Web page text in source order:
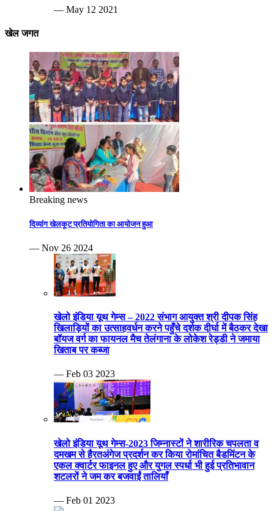
— May 12 2021
खेल जगत
Breaking news
दिव्यांग खेलकूट प्रतियोगिता का आयोजन हुआ
— Nov 26 2024
खेलो इंडिया यूथ गेम्स – 2022 संभाग आयुक्त श्री दीपक सिंह
खिलाड़ियों का उत्साहवर्धन करने पहुँचे दर्शक दीर्घा में बैठकर देखा
बॉयज वर्ग का फायनल मैच तेलंगाना के लोकेश रेड्डी ने जमाया
खिताब पर कब्जा
— Feb 03 2023
खेलो इंडिया यूथ गेम्स-2023 जिम्नास्टों ने शारीरिक चपलता व
दमखम से हैरतअंगेज प्रदर्शन कर किया रोमांचित बैडमिंटन के
एकल क्वार्टर फाइनल हुए और युगल स्पर्धा भी हुई प्रतिभावान
शटलरों ने जम कर बजवाईं तालियाँ
— Feb 01 2023